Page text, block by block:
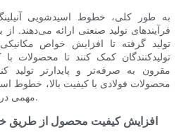
به طور کلی، خطوط اسیدشویی
فرآیندهای تولید صنعتی ارائه می‌دهند.
تولید گرفته تا افزایش خواص
تولیدکنندگان کمک کنند تا محصولات با
مقرون به صرفه‌تر و پایدارتر تولید
محصولات فولادی با کیفیت بالا، خطوط
مهمی در صنعت تولید ایفا خواهند کرد.
- افزایش کیفیت محصول از طریق